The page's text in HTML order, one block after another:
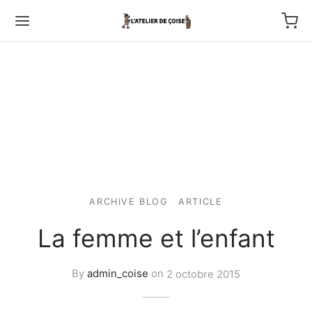
ARCHIVE BLOG ARTICLE
La femme et l’enfant
By admin_coise on 2 octobre 2015